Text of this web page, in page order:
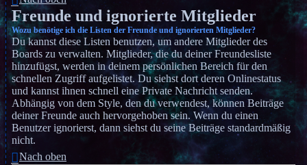
Freunde und ignorierte Mitglieder
Wozu benötige ich die Listen der Freunde und ignorierten Mitglieder?
Du kannst diese Listen benutzen, um andere Mitglieder des
Boards zu verwalten. Mitglieder, die du deiner Freundesliste
hinzufügst, werden in deinem persönlichen Bereich für den
schnellen Zugriff aufgelistet. Du siehst dort deren Onlinestatus
und kannst ihnen schnell eine Private Nachricht senden.
Abhängig von dem Style, den du verwendest, können Beiträge
deiner Freunde auch hervorgehoben sein. Wenn du einen
Benutzer ignorierst, dann siehst du seine Beiträge standardmäßig
nicht.
Nach oben